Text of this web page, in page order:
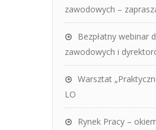
zawodowych –
Bezpłatny webinar
zawodowych i
Warsztat
LO
Rynek Pracy –